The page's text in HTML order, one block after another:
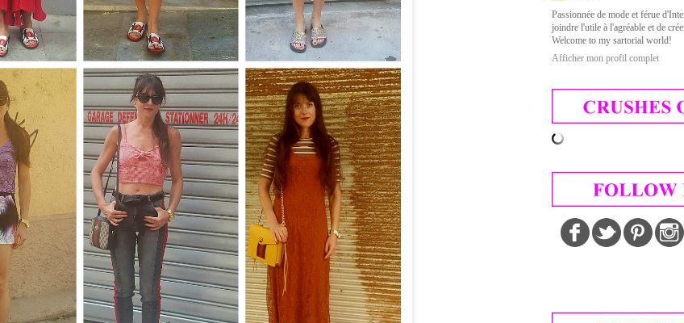
Passionnée de mode et férue
joindre l'utile à l'agréable et de
Welcome to my sartorial world!
Afficher mon profil complet